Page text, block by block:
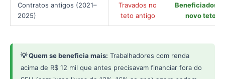
Contratos antigos (2021–
2025)
Travados no
teto antigo
Beneficiados
novo teto ✅
💡 Quem se beneficia mais: Trabalhadores com renda
acima de R$ 12 mil que antes precisavam financiar fora do